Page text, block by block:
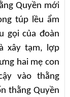
Quyền mới
túp lều ẩm
gọi của đoàn
xây tạm, lợp
hai mẹ con
vào thằng
thằng Quyền